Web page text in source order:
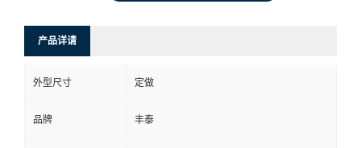
产品详请
外型尺寸 定做
品牌 丰泰